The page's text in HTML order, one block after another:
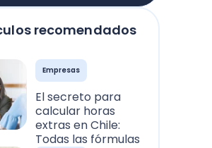
recomendados
Empresas
El secreto para
calcular horas
extras en Chile:
Todas las fórmulas